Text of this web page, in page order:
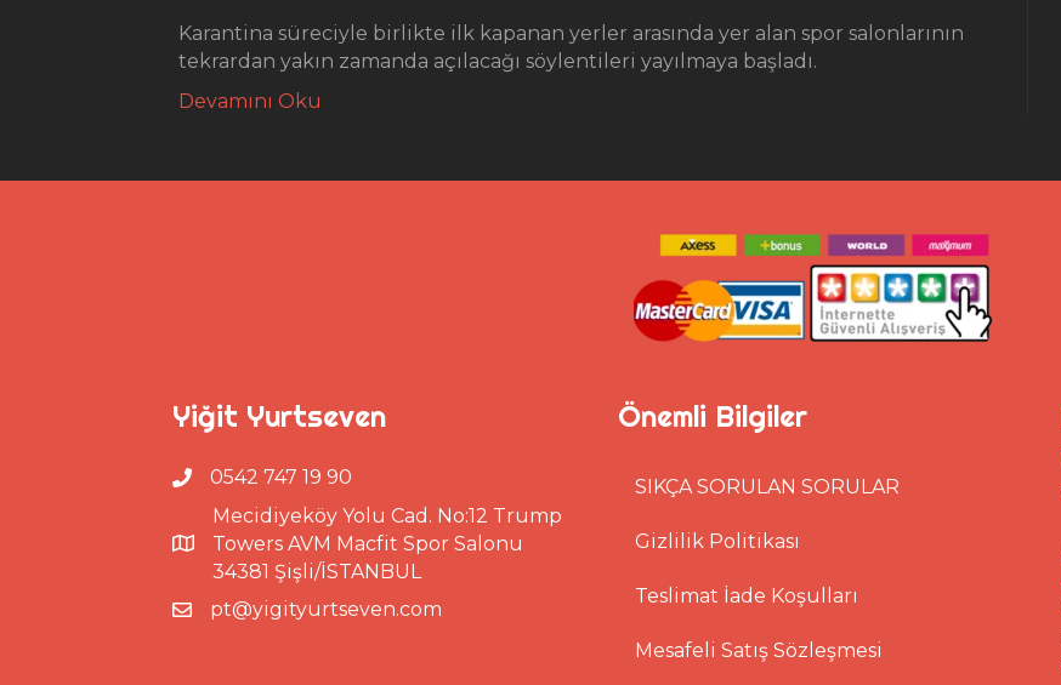
Karantina süreciyle birlikte ilk kapanan yerler arasında yer alan spor salonlarının
tekrardan yakın zamanda açılacağı söylentileri yayılmaya başladı.
Devamını Oku
Yiğit Yurtseven
0542 747 19 90
Mecidiyeköy Yolu Cad. No:12 Trump
Towers AVM Macfit Spor Salonu
34381 Şişli/İSTANBUL
pt@yigityurtseven.com
Önemli Bilgiler
SIKÇA SORULAN SORULAR
Gizlilik Politikası
Teslimat İade Koşulları
Mesafeli Satış Sözleşmesi